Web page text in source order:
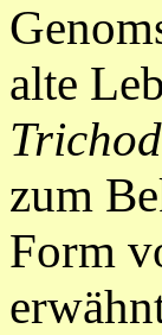
alte
zum
Form